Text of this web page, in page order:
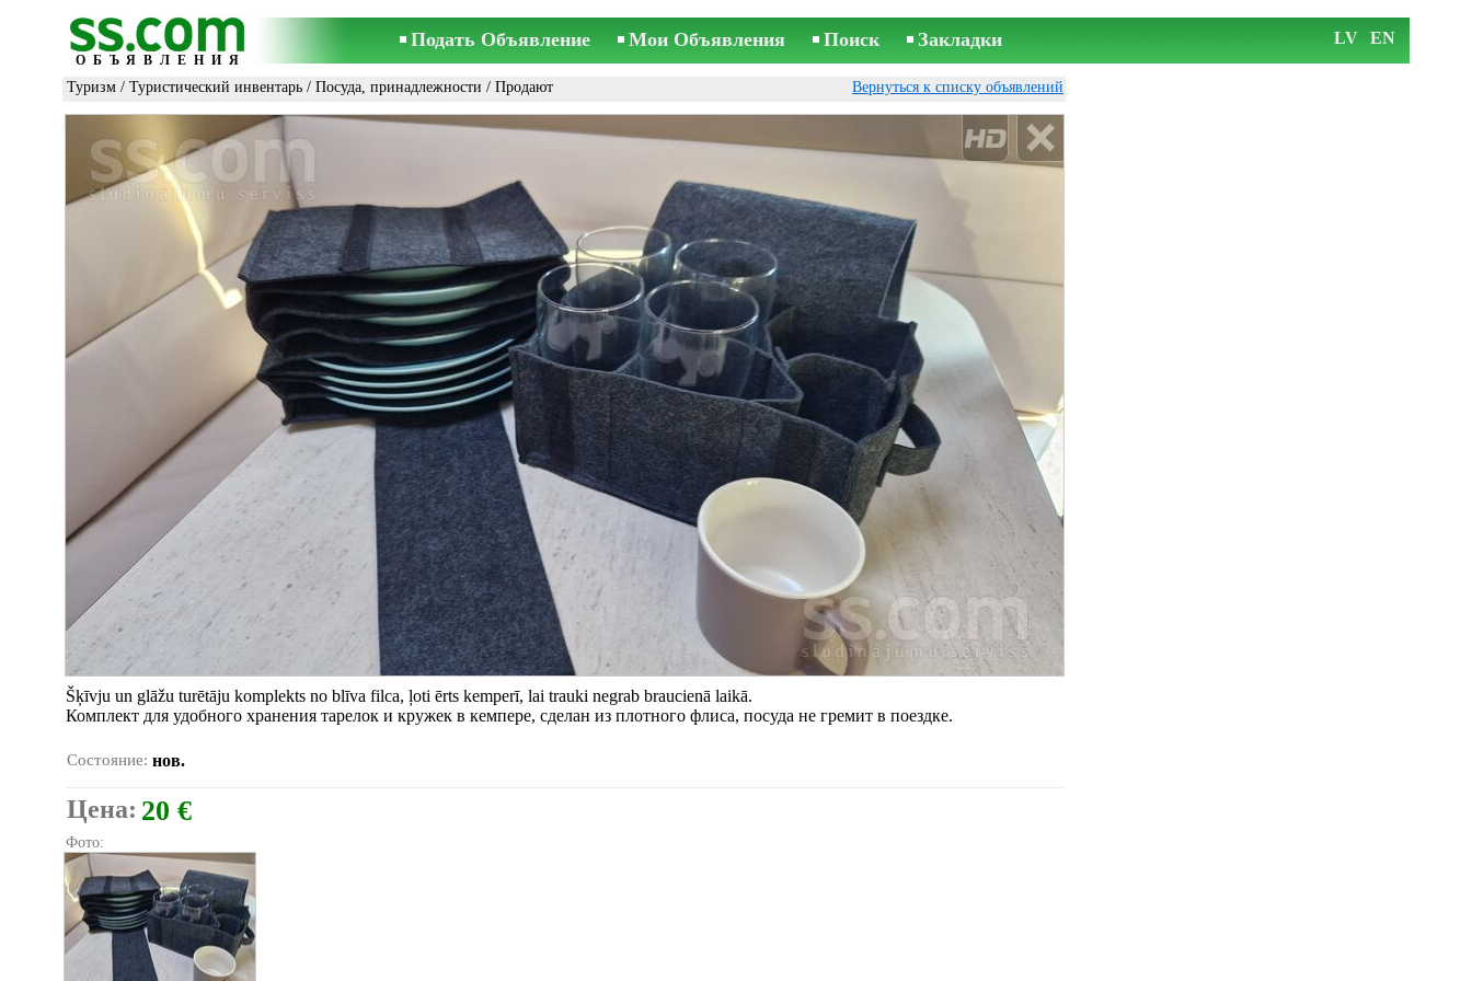
ОБЪЯВЛЕНИЯ
Подать Объявление Мои Объявления Поиск Закладки LV EN
Туризм / Туристический инвентарь / Посуда, принадлежности / Продают Вернуться к списку объявлений
Šķīvju un glāžu turētāju komplekts no blīva filca, ļoti ērts kemperī, lai trauki negrab braucienā laikā.
Комплект для удобного хранения тарелок и кружек в кемпере, сделан из плотного флиса, посуда не гремит в поездке.
Состояние: нов.
Цена: 20 €
Фото: